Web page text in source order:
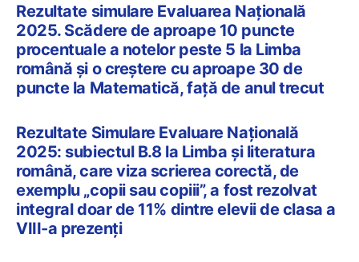
Rezultate simulare Evaluarea Națională
2025. Scădere de aproape 10 puncte
procentuale a notelor peste 5 la Limba
română și o creștere cu aproape 30 de
puncte la Matematică, față de anul trecut
Rezultate Simulare Evaluare Națională
2025: subiectul B.8 la Limba și literatura
română, care viza scrierea corectă, de
exemplu „copii sau copiii”, a fost rezolvat
integral doar de 11% dintre elevii de clasa a
VIII-a prezenți